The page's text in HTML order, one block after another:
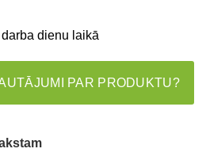
dienu laikā
PAR PRODUKTU?